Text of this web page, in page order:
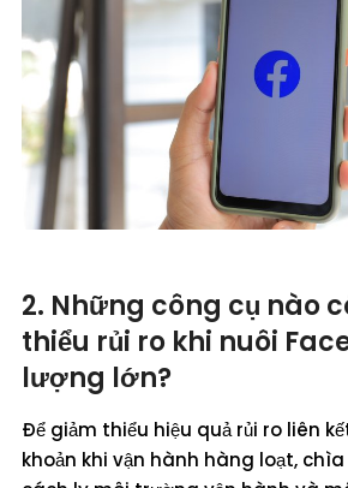
2. Những công cụ nào
thiểu rủi ro khi nuôi
lượng lớn?
Để giảm thiểu hiệu quả rủi ro liên
khoản khi vận hành hàng loạt,